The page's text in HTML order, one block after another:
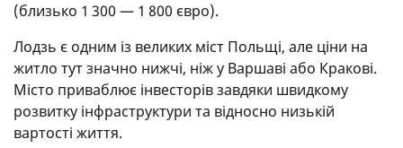
(близько 1 300 — 1 800 євро).
Лодзь є одним із великих міст Польщі, але ціни на
житло тут значно нижчі, ніж у Варшаві або Кракові.
Місто приваблює інвесторів завдяки швидкому
розвитку інфраструктури та відносно низькій
вартості життя.